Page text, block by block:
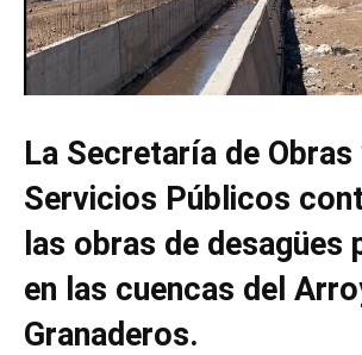
La Secretaría de Obras
Servicios Públicos
las obras de desagües
en las cuencas del
Granaderos.